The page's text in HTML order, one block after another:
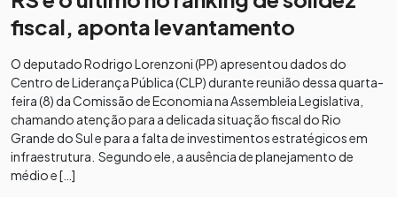
fiscal, aponta levantamento
O deputado Rodrigo Lorenzoni (PP) apresentou dados do
Centro de Liderança Pública (CLP) durante reunião dessa quarta-
feira (8) da Comissão de Economia na Assembleia Legislativa,
chamando atenção para a delicada situação fiscal do Rio
Grande do Sul e para a falta de investimentos estratégicos em
infraestrutura. Segundo ele, a ausência de planejamento de
médio e […]